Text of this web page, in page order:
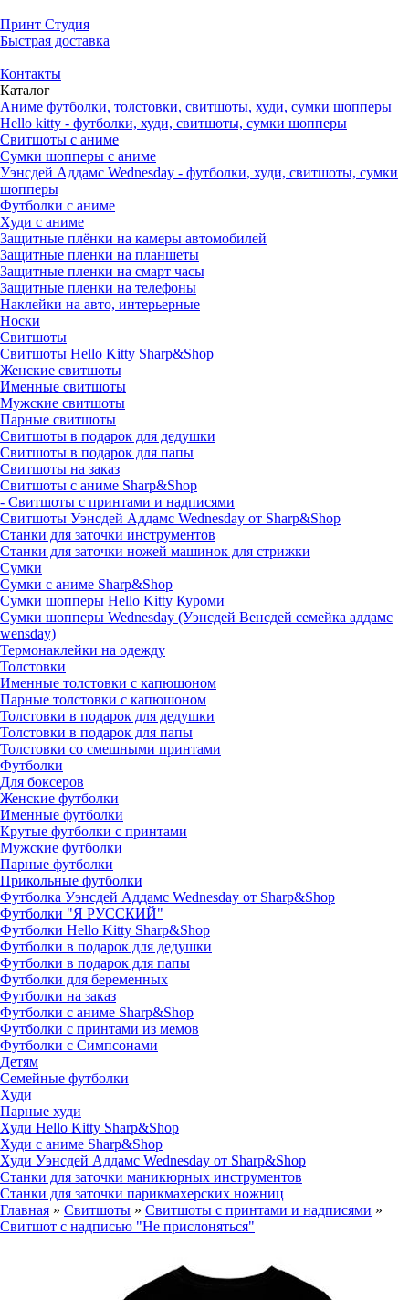
Принт Студия
Быстрая доставка
Контакты
Каталог
Аниме футболки, толстовки, свитшоты, худи, сумки шопперы
Hello kitty - футболки, худи, свитшоты, сумки шопперы
Свитшоты с аниме
Сумки шопперы с аниме
Уэнсдей Аддамс Wednesday - футболки, худи, свитшоты, сумки
шопперы
Футболки с аниме
Худи с аниме
Защитные плёнки на камеры автомобилей
Защитные пленки на планшеты
Защитные пленки на смарт часы
Защитные пленки на телефоны
Наклейки на авто, интерьерные
Носки
Свитшоты
Cвитшоты Hello Kitty Sharp&Shop
Женские свитшоты
Именные свитшоты
Мужские свитшоты
Парные свитшоты
Свитшоты в подарок для дедушки
Свитшоты в подарок для папы
Свитшоты на заказ
Свитшоты с аниме Sharp&Shop
- Свитшоты с принтами и надписями
Свитшоты Уэнсдей Аддамс Wednesday от Sharp&Shop
Станки для заточки инструментов
Станки для заточки ножей машинок для стрижки
Сумки
Сумки с аниме Sharp&Shop
Сумки шопперы Hello Kitty Куроми
Сумки шопперы Wednesday (Уэнсдей Венсдей семейка аддамс
wensday)
Термонаклейки на одежду
Толстовки
Именные толстовки с капюшоном
Парные толстовки с капюшоном
Толстовки в подарок для дедушки
Толстовки в подарок для папы
Толстовки со смешными принтами
Футболки
Для боксеров
Женские футболки
Именные футболки
Крутые футболки с принтами
Мужские футболки
Парные футболки
Прикольные футболки
Футболка Уэнсдей Аддамс Wednesday от Sharp&Shop
Футболки "Я РУССКИЙ"
Футболки Hello Kitty Sharp&Shop
Футболки в подарок для дедушки
Футболки в подарок для папы
Футболки для беременных
Футболки на заказ
Футболки с аниме Sharp&Shop
Футболки с принтами из мемов
Футболки с Симпсонами
Детям
Семейные футболки
Худи
Парные худи
Худи Hello Kitty Sharp&Shop
Худи с аниме Sharp&Shop
Худи Уэнсдей Аддамс Wednesday от Sharp&Shop
Станки для заточки маникюрных инструментов
Станки для заточки парикмахерских ножниц
Главная » Свитшоты » Свитшоты с принтами и надписями »
Свитшот с надписью "Не прислоняться"